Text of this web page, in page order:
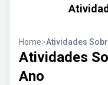
Home>Atividades
Atividades
Ano